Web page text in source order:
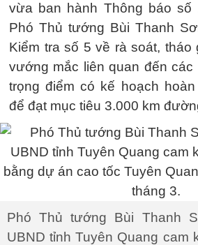
vừa ban hành Thông báo số
Phó Thủ tướng Bùi Thanh
Kiểm tra số 5 về rà soát, tháo
vướng mắc liên quan đến
trọng điểm có kế hoạch
để đạt mục tiêu 3.000 km
Phó Thủ tướng Bùi Thanh
UBND tỉnh Tuyên Quang cam